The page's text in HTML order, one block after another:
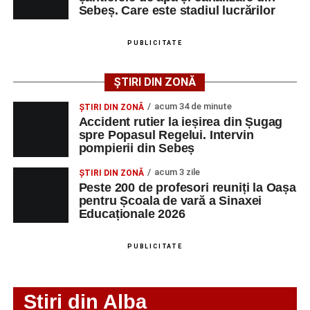
august 2026, precum și datele de contact ale
LMV
TELEFON/E-
Technology Srl
OPERATOR LA
MASINI-UNELTE
CU COMANDA
NUMERICA
1 0752826367
Sebeș. Care este stadiul lucrărilor
PUBLICITATE
ȘTIRI DIN ZONĂ
ȘTIRI DIN ZONĂ acum 34 de minute
Accident rutier la ieșirea din Șugag
spre Popasul Regelui. Intervin
pompierii din Sebeș
ȘTIRI DIN ZONĂ acum 3 zile
Peste 200 de profesori reuniți la Oașa
pentru Școala de vară a Sinaxei
Educaționale 2026
PUBLICITATE
Stiri din Alba